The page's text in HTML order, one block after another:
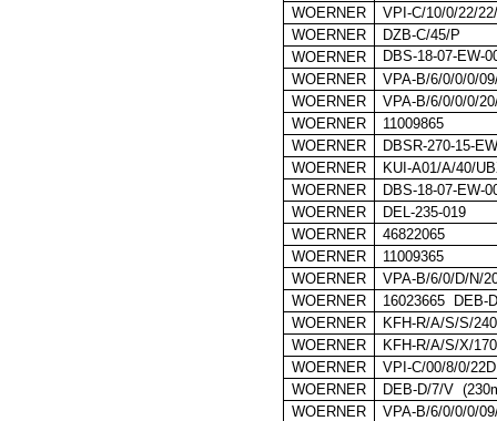
WOERNER
VPI-C/10/0/22/
WOERNER
DZB-C/45/P
WOERNER
DBS-18-07-
WOERNER
VPA-B/6/0/0/0/
WOERNER
VPA-B/6/0/0/0/
WOERNER
11009865
WOERNER
DBSR-270-15-
WOERNER
KUI-A01/A/40/
WOERNER
DBS-18-07-EW-
WOERNER
DEL-235-019
WOERNER
46822065
WOERNER
11009365
WOERNER
VPA-B/6/0/D/N/
WOERNER
16023665
DEB-
WOERNER
KFH-R/A/S/S/
WOERNER
KFH-R/A/S/X/
WOERNER
VPI-C/00/8/0/
WOERNER
DEB-D/7/V
WOERNER
VPA-B/6/0/0/0/